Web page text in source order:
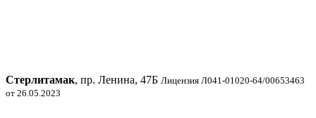
Стерлитамак, пр. Ленина, 47Б Лицензия Л041-01020-64/00653463
от 26.05.2023